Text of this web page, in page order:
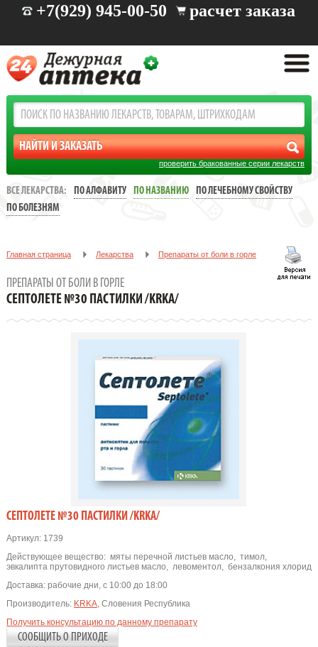
+7(929) 945-00-50 расчет заказа
проверить бракованные серии лекарств
ВСЕ ЛЕКАРСТВА: ПО АЛФАВИТУ ПО НАЗВАНИЮ
ПО ЛЕЧЕБНОМУ СВОЙСТВУ
ПО БОЛЕЗНЯМ
Главная страница Лекарства Препараты от боли в горле
ПРЕПАРАТЫ ОТ БОЛИ В ГОРЛЕ
СЕПТОЛЕТЕ №30 ПАСТИЛКИ /KRKA/
СЕПТОЛЕТЕ №30 ПАСТИЛКИ /KRKA/
Артикул:1739
Действующее вещество: мяты перечной листьев масло, тимол,
эвкалипта прутовидного листьев масло, левоментол, бензалкония хлорид
Доставка: рабочие дни, с 10:00 до 18:00
Производитель: KRKA, Словения Республика
Получить консультацию по данному препарату
СООБЩИТЬ О ПРИХОДЕ